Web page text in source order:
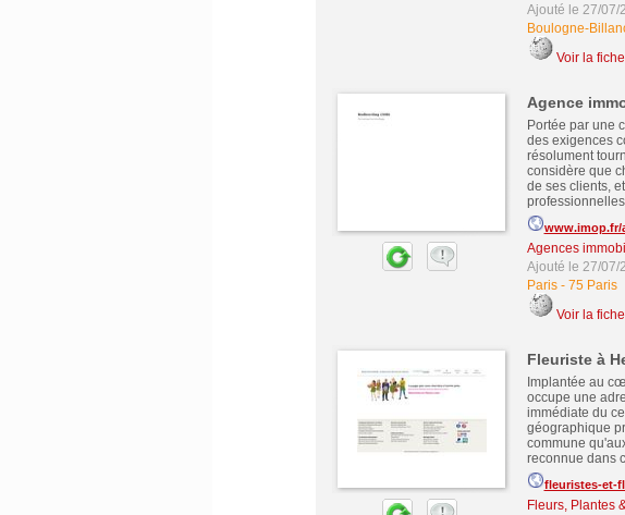
Ajouté le 27/07/
Boulogne-
Voir la fiche
Agence
Portée par une
des exigences
résolument
considère que
de ses clients,
www.imop.fr/
Agences
Ajouté le 27/07/
Paris- 75 Paris
Voir la fiche
Fleuriste à
Implantée au
occupe une
immédiate du
géographique
commune
reconnue dans
fleuristes-et-
Fleurs, Plantes